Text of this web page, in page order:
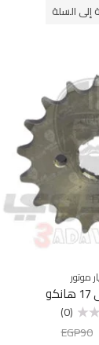
إلى السلة
موتور
(0)
EGP90